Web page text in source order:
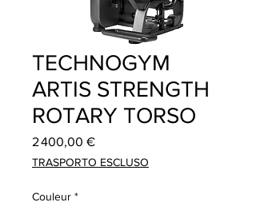
TECHNOGYM
ARTIS STRENGTH
ROTARY TORSO
2 400,00 €Prix
TRASPORTO ESCLUSO
Couleur *